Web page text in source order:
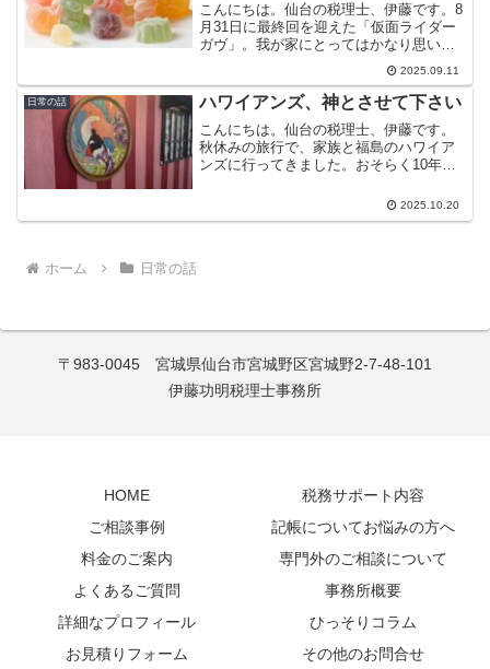
こんにちは。仙台の税理士、伊藤です。8
月31日に最終回を迎えた「仮面ライダー
ガヴ」。我が家にとってはかなり思い出
に残る作品となりました。これまでも仮
面ライダーシリーズは断片的に一緒に見
ていましたが、通年でちゃんと追いかけ
たのは今回が初めて。...
2025.09.11
日常の話 ハワイアンズ、神とさせて下さい
こんにちは。仙台の税理士、伊藤です。
秋休みの旅行で、家族と福島のハワイア
ンズに行ってきました。おそらく10年以
訪問です。あらためて行ってみて……正
2025.10.20
ホーム 日常の話
〒983-0045 宮城県仙台市宮城野区宮城野2-7-48-101
伊藤功明税理士事務所
HOME
税務サポート内容
ご相談事例
記帳についてお悩みの方へ
料金のご案内
専門外のご相談について
よくあるご質問
事務所概要
詳細なプロフィール
ひっそりコラム
お見積りフォーム
その他のお問合せ